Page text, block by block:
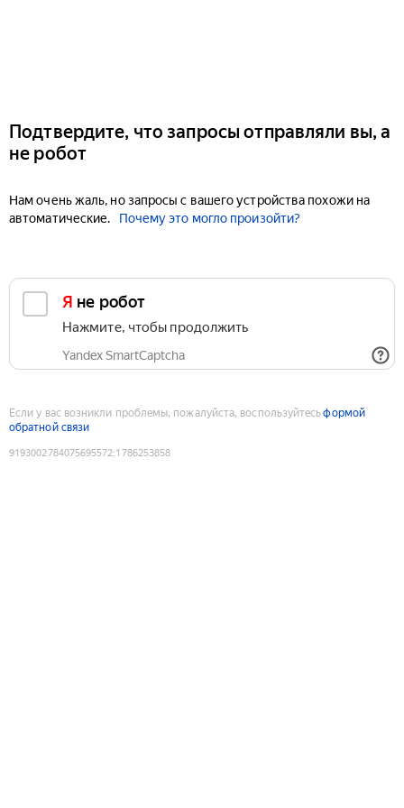
Подтвердите, что запросы отправляли вы, а
не робот
Нам очень жаль, но запросы с вашего устройства похожи на
автоматические.
Почему это могло произойти?
Я не робот
Нажмите, чтобы продолжить
Yandex SmartCaptcha
Если у вас возникли проблемы, пожалуйста, воспользуйтесьформой
обратной связи
9193002784075695572:1786253858